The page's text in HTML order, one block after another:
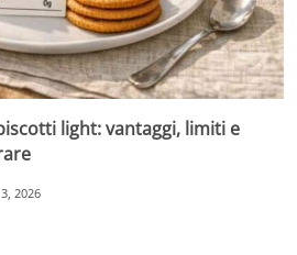
light: vantaggi, limiti e
2026